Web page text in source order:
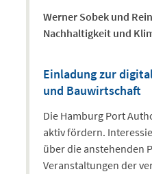
Werner Sobek und
Nachhaltigkeit und
Einladung zur
und Bauwirtschaft
Die Hamburg Port
aktiv fördern.
über die anstehenden
Veranstaltungen der